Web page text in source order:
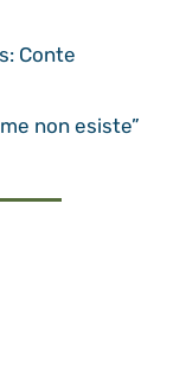
Conte
non esiste”